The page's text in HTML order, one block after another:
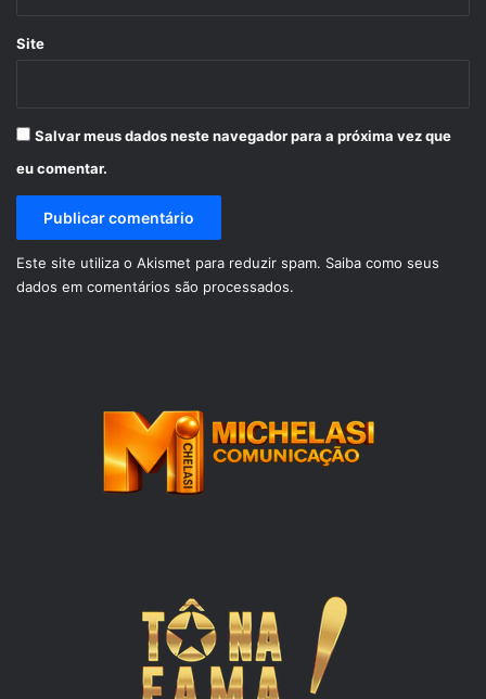
Site
Salvar meus dados neste navegador para a próxima vez que
eu comentar.
Este site utiliza o Akismet para reduzir spam. Saiba como seus
dados em comentários são processados.